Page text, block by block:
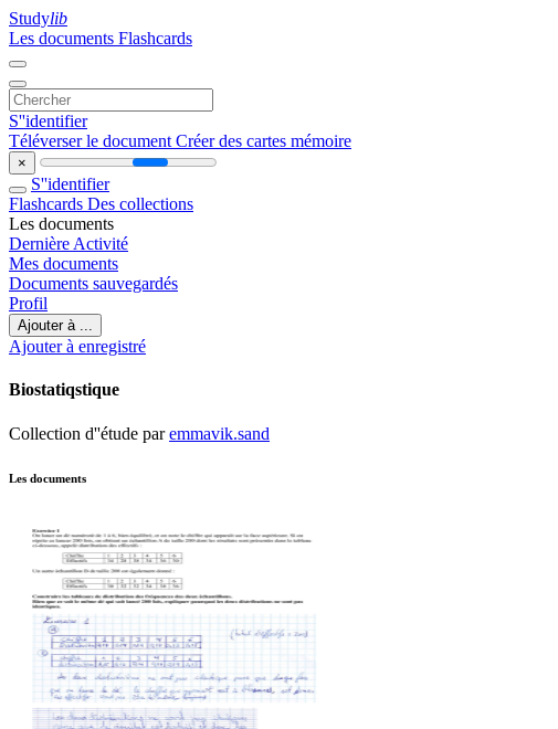
Studylib
Les documents Flashcards
S''identifier
Téléverser le document Créer des cartes mémoire
×
S''identifier
Flashcards Des collections
Les documents
Dernière Activité
Mes documents
Documents sauvegardés
Profil
Ajouter à ...
Ajouter à enregistré
Biostatiqstique
Collection d''étude paremmavik.sand
Les documents